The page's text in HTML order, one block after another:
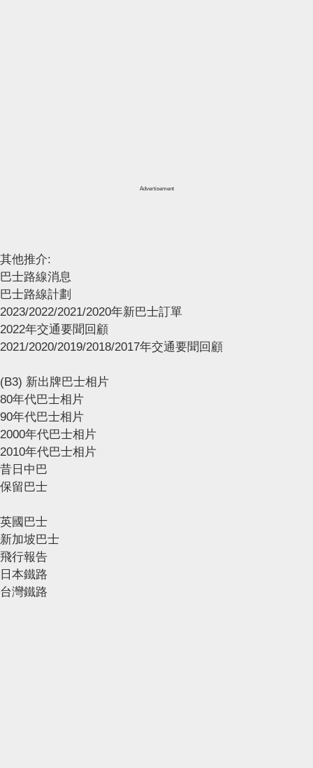
Advertisement
其他推介:
巴士路線消息
巴士路線計劃
2023/2022/2021/2020年新巴士訂單
2022年交通要聞回顧
2021/2020/2019/2018/2017年交通要聞回顧
(B3) 新出牌巴士相片
80年代巴士相片
90年代巴士相片
2000年代巴士相片
2010年代巴士相片
昔日中巴
保留巴士
英國巴士
新加坡巴士
飛行報告
日本鐵路
台灣鐵路